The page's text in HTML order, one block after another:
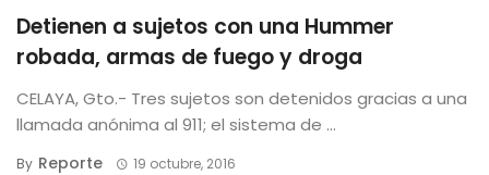
Detienen a sujetos con una Hummer
robada, armas de fuego y droga
CELAYA, Gto.- Tres sujetos son detenidos gracias a una
llamada anónima al 911; el sistema de ...
By Reporte 19 octubre, 2016